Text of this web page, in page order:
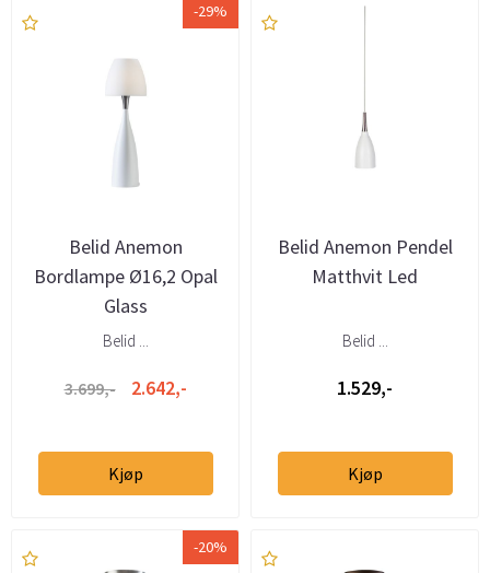
-29%
Belid Anemon
Bordlampe Ø16,2 Opal
Glass
Belid ...
3.699,- 2.642,-
Kjøp
Belid Anemon Pendel
Matthvit Led
Belid ...
1.529,-
Kjøp
-20%